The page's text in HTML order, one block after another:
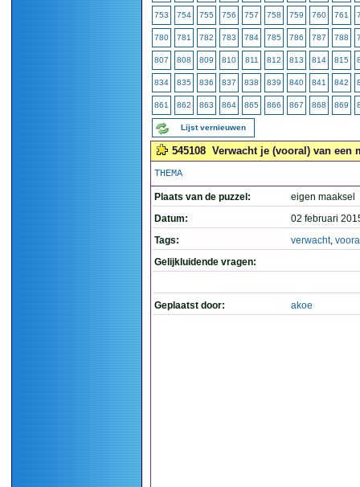
753 754 755 756 757 758 759 760 761
780 781 782 783 784 785 786 787 788
807 808 809 810 811 812 813 814 815
834 835 836 837 838 839 840 841 842
861 862 863 864 865 866 867 868 869
Lijst vernieuwen
545108 Verwacht je (vooral) van een
THEMA
Plaats van de puzzel:
eigen maaksel
Datum:
02 februari
Tags:
verwacht,
Gelijkluidende vragen:
Geplaatst door: akoe